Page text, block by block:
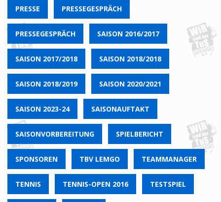
PRESSE PRESSEGESPRÄCH
PRESSEGESPRÄCH SAISON 2016/2017
SAISON 2017/2018 SAISON 2018/2018
SAISON 2018/2019 SAISON 2020/2021
SAISON 2023-24 SAISONAUFTAKT
SAISONVORBEREITUNG SPIELBERICHT
SPONSOREN TBV LEMGO TEAMMANAGER
TENNIS TENNIS-OPEN 2016 TESTSPIEL